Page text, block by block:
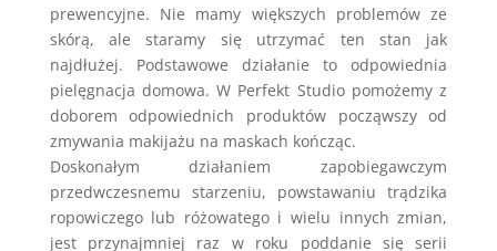
prewencyjne. Nie mamy większych problemów ze
skórą, ale staramy się utrzymać ten stan jak
najdłużej. Podstawowe działanie to odpowiednia
pielęgnacja domowa. W Perfekt Studio pomożemy z
doborem odpowiednich produktów począwszy od
zmywania makijażu na maskach kończąc.
Doskonałym działaniem zapobiegawczym
przedwczesnemu starzeniu, powstawaniu trądzika
ropowiczego lub różowatego i wielu innych zmian,
jest przynajmniej raz w roku poddanie się serii